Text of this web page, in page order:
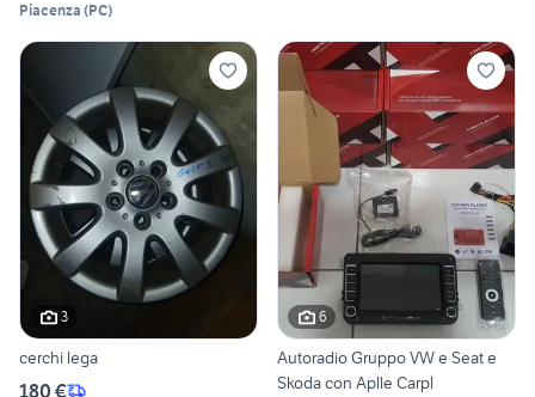
Piacenza (PC)
3
cerchi lega
180 €
6
Autoradio Gruppo VW e Seat e
Skoda con Aplle Carpl